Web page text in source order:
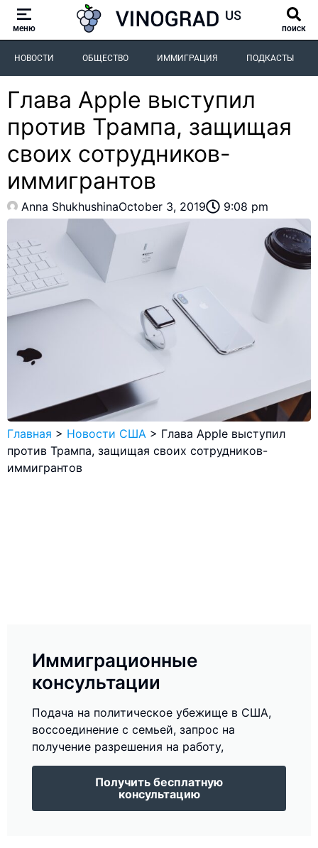
меню поиск
НОВОСТИ ОБЩЕСТВО ИММИГРАЦИЯ ПОДКАСТЫ
Глава Apple выступил
против Трампа, защищая
своих сотрудников-
иммигрантов
Anna ShukhushinaOctober 3, 2019 9:08 pm
Главная > Новости США > Глава Apple выступил
против Трампа, защищая своих сотрудников-
иммигрантов
Иммиграционные
консультации
Подача на политическое убежище в США,
воссоединение с семьей, запрос на
получение разрешения на работу,
Получить бесплатную
консультацию